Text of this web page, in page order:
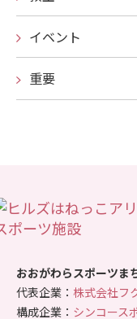
イベント
重要
おおがわらスポーツま
代表企業： 株式会社フ
構成企業： シンコース